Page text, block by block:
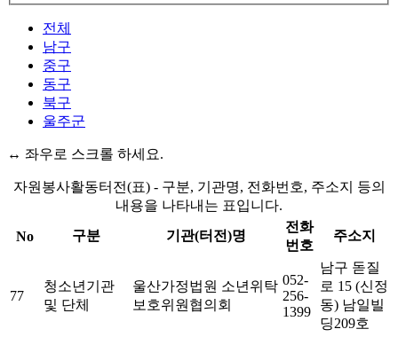
전체
남구
중구
동구
북구
울주군
↔ 좌우로 스크롤 하세요.
자원봉사활동터전(표) - 구분, 기관명, 전화번호, 주소지 등의
내용을 나타내는 표입니다.
No 구분 기관(터전)명
전화
번호
주소지
77
청소년기관
및 단체
울산가정법원 소년위탁
보호위원협의회
052-
256-
1399
남구 돋질
로 15 (신정
동) 남일빌
딩209호